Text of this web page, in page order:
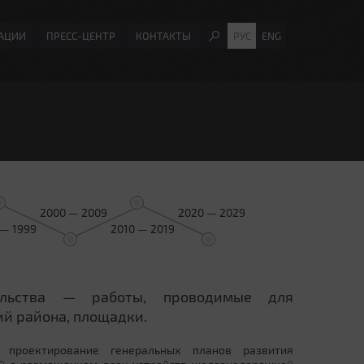
ПРЕСС-ЦЕНТР КОНТАКТЫ РУС ENG
1999
2000 — 2009
2010 — 2019
2020 — 2029
— работы, проводимые для
района, площадки.
генеральных планов развития